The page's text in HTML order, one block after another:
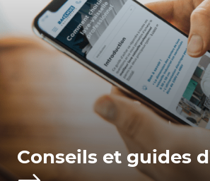
Conseils et guides